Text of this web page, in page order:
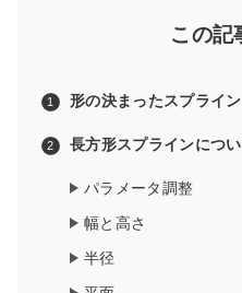
この記
形の決まったスプライン
長方形スプラインにつ
パラメータ調整
幅と高さ
半径